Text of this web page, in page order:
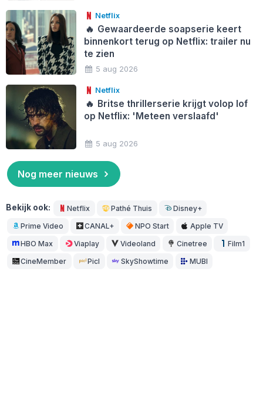
Netflix
🔥 Gewaardeerde soapserie keert
binnenkort terug op Netflix: trailer nu
te zien
5 aug 2026
Netflix
🔥 Britse thrillerserie krijgt volop lof
op Netflix: 'Meteen verslaafd'
5 aug 2026
Nog meer nieuws
Bekijk ook: Netflix Pathé Thuis Disney+
Prime Video CANAL+ NPO Start Apple TV
HBO Max Viaplay Videoland Cinetree Film1
CineMember Picl SkyShowtime MUBI